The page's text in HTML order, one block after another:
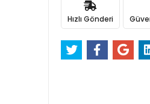
Hızlı Gönderi